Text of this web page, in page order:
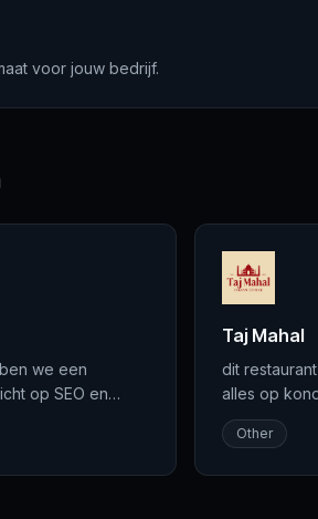
voor jouw bedrijf.
we een
op SEO en
Taj Mahal
dit
alles op
Other